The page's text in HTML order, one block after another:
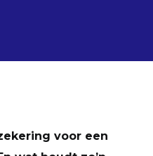
voor een